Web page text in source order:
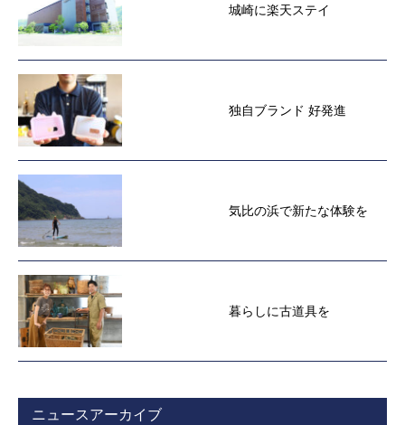
城崎に楽天ステイ
独自ブランド 好発進
気比の浜で新たな体験を
暮らしに古道具を
ニュースアーカイブ